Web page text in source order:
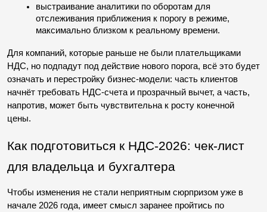
выстраивание аналитики по оборотам для
отслеживания приближения к порогу в режиме,
максимально близком к реальному времени.
Для компаний, которые раньше не были плательщиками
НДС, но подпадут под действие нового порога, всё это будет
означать и перестройку бизнес-модели: часть клиентов
начнёт требовать НДС-счета и прозрачный вычет, а часть,
напротив, может быть чувствительна к росту конечной
цены.
Как подготовиться к НДС-2026: чек-лист
для владельца и бухгалтера
Чтобы изменения не стали неприятным сюрпризом уже в
начале 2026 года, имеет смысл заранее пройтись по